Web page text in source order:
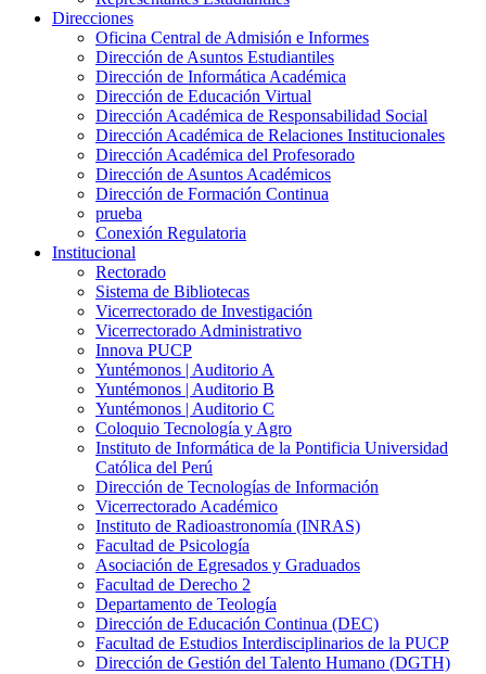
Direcciones
Oficina Central de Admisión e Informes
Dirección de Asuntos Estudiantiles
Dirección de Informática Académica
Dirección de Educación Virtual
Dirección Académica de Responsabilidad Social
Dirección Académica de Relaciones Institucionales
Dirección Académica del Profesorado
Dirección de Asuntos Académicos
Dirección de Formación Continua
prueba
Conexión Regulatoria
Institucional
Rectorado
Sistema de Bibliotecas
Vicerrectorado de Investigación
Vicerrectorado Administrativo
Innova PUCP
Yuntémonos | Auditorio A
Yuntémonos | Auditorio B
Yuntémonos | Auditorio C
Coloquio Tecnología y Agro
Instituto de Informática de la Pontificia Universidad
Católica del Perú
Dirección de Tecnologías de Información
Vicerrectorado Académico
Instituto de Radioastronomía (INRAS)
Facultad de Psicología
Asociación de Egresados y Graduados
Facultad de Derecho 2
Departamento de Teología
Dirección de Educación Continua (DEC)
Facultad de Estudios Interdisciplinarios de la PUCP
Dirección de Gestión del Talento Humano (DGTH)